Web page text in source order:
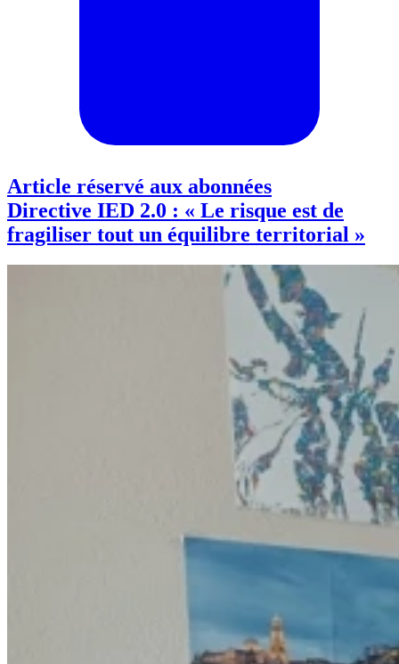
Article réservé aux abonnées
Directive IED 2.0 : « Le risque est de
fragiliser tout un équilibre territorial »